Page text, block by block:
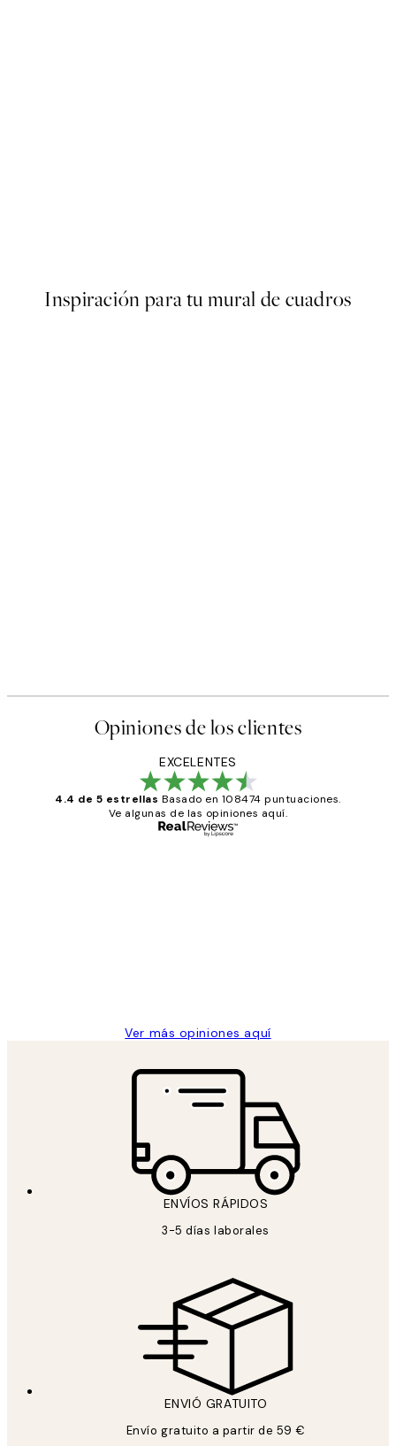
Inspiración para tu mural de cuadros
Opiniones de los clientes
EXCELENTES
4.4 de 5 estrellas Basado en 108474 puntuaciones.
Ve algunas de las opiniones aquí.
Ver más opiniones aquí
ENVÍOS RÁPIDOS
3-5 días laborales
ENVIÓ GRATUITO
Envío gratuito a partir de 59 €